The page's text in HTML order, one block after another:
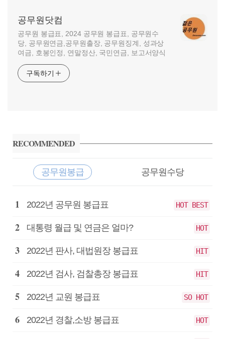
공무원닷컴
공무원 봉급표, 2024 공무원 봉급표, 공무원수
당, 공무원연금,공무원출장, 공무원징계, 성과상
여금, 호봉인정, 연말정산, 국민연금, 보고서양식
구독하기
RECOMMENDED
공무원봉급 공무원수당
공
원
급
2022년 공무원 봉급표 HOT BEST
대통령 월급 및 연금은 얼마? HOT
2022년 판사, 대법원장 봉급표 HIT
2022년 검사, 검찰총장 봉급표 HIT
2022년 교원 봉급표 SO HOT
2022년 경찰,소방 봉급표 HOT